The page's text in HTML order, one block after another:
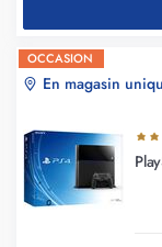
OCCASION
En magasin